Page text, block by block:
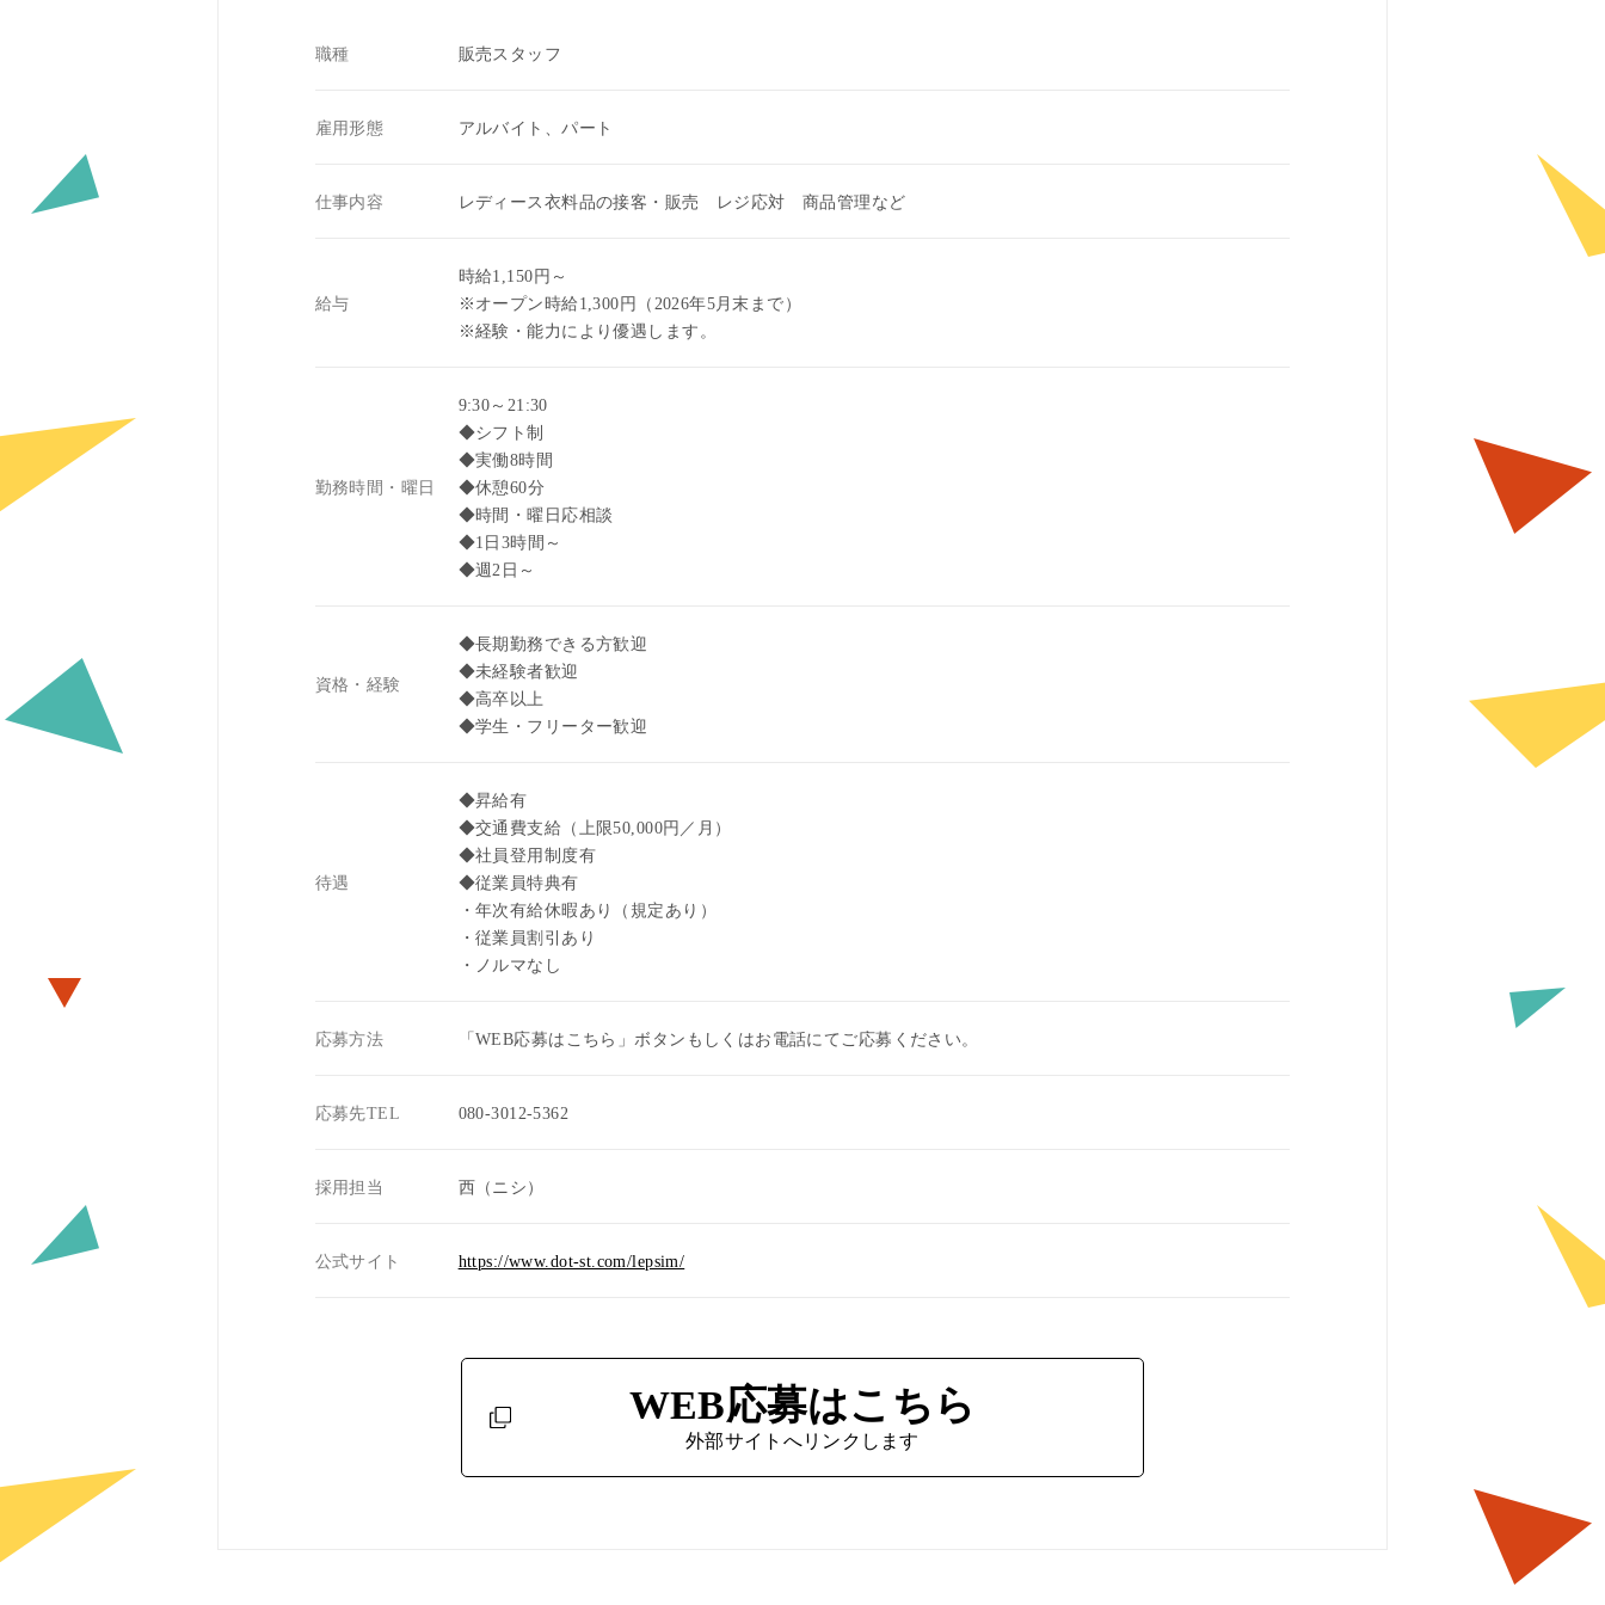
職種 販売スタッフ
雇用形態 アルバイト、パート
仕事内容 レディース衣料品の接客・販売 レジ応対 商品管理など
給与
時給1,150円～
※オープン時給1,300円（2026年5月末まで）
※経験・能力により優遇します。
勤務時間・曜日
9:30～21:30
◆シフト制
◆実働8時間
◆休憩60分
◆時間・曜日応相談
◆1日3時間～
◆週2日～
資格・経験
◆長期勤務できる方歓迎
◆未経験者歓迎
◆高卒以上
◆学生・フリーター歓迎
待遇
◆昇給有
◆交通費支給（上限50,000円／月）
◆社員登用制度有
◆従業員特典有
・年次有給休暇あり（規定あり）
・従業員割引あり
・ノルマなし
応募方法 「WEB応募はこちら」ボタンもしくはお電話にてご応募ください。
応募先TEL 080-3012-5362
採用担当 西（ニシ）
公式サイト https://www.dot-st.com/lepsim/
WEB応募はこちら
外部サイトへリンクします